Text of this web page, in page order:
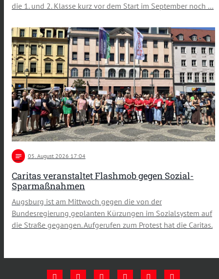
die 1. und 2. Klasse kurz vor dem Start im September noch …
notes 05 . August 2026 17:04
Caritas veranstaltet Flashmob gegen Sozial-
Sparmaßnahmen
Augsburg ist am Mittwoch gegen die von der
Bundesregierung geplanten Kürzungen im Sozialsystem auf
die Straße gegangen. Aufgerufen zum Protest hat die Caritas.